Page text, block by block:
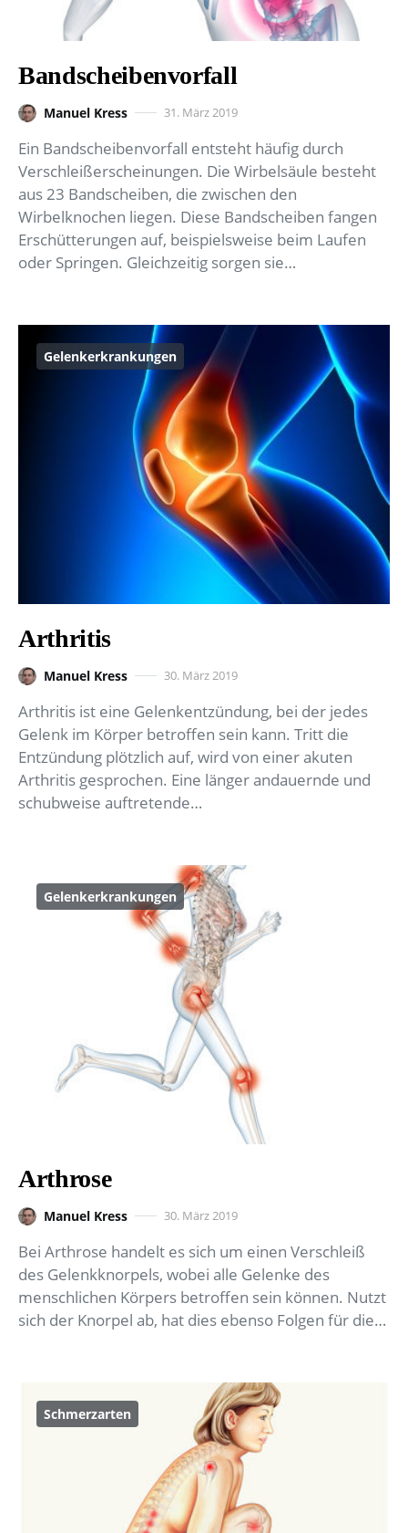
Bandscheibenvorfall
Manuel Kress 31. März 2019
Ein Bandscheibenvorfall entsteht häufig durch
Verschleißerscheinungen. Die Wirbelsäule besteht
aus 23 Bandscheiben, die zwischen den
Wirbelknochen liegen. Diese Bandscheiben fangen
Erschütterungen auf, beispielsweise beim Laufen
oder Springen. Gleichzeitig sorgen sie…
Gelenkerkrankungen
Arthritis
Manuel Kress 30. März 2019
Arthritis ist eine Gelenkentzündung, bei der jedes
Gelenk im Körper betroffen sein kann. Tritt die
Entzündung plötzlich auf, wird von einer akuten
Arthritis gesprochen. Eine länger andauernde und
schubweise auftretende…
Gelenkerkrankungen
Arthrose
Manuel Kress 30. März 2019
Bei Arthrose handelt es sich um einen Verschleiß
des Gelenkknorpels, wobei alle Gelenke des
menschlichen Körpers betroffen sein können. Nutzt
sich der Knorpel ab, hat dies ebenso Folgen für die…
Schmerzarten